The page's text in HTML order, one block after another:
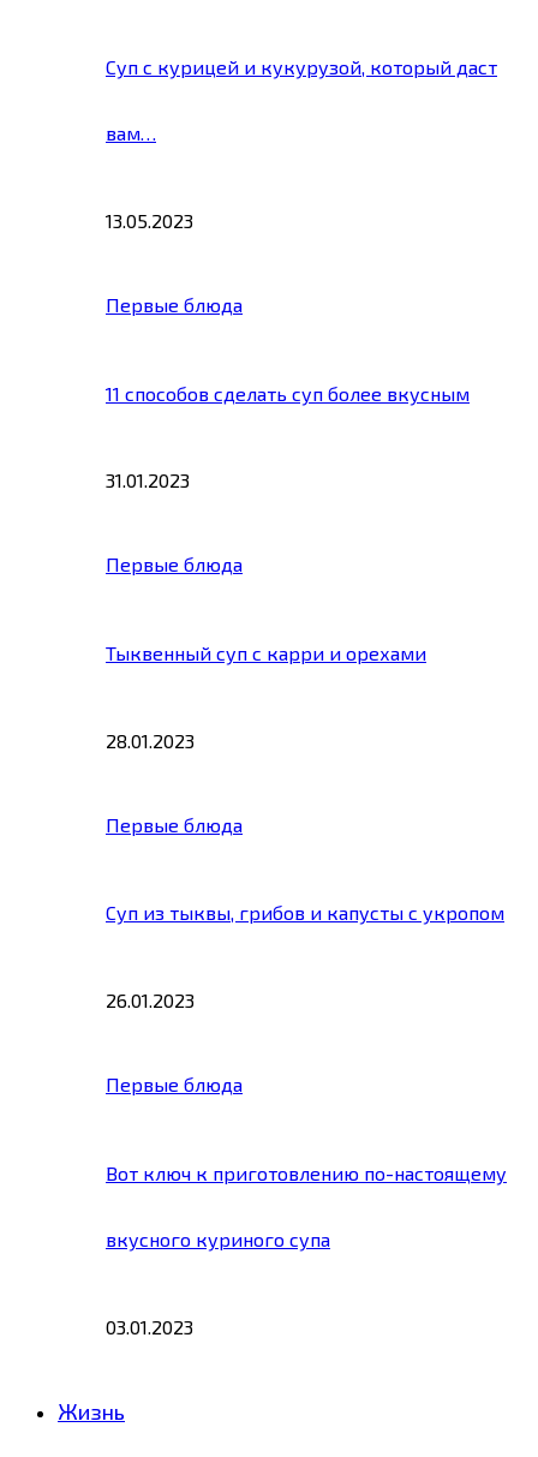
Суп с курицей и кукурузой, который даст
вам…
13.05.2023
Первые блюда
11 способов сделать суп более вкусным
31.01.2023
Первые блюда
Тыквенный суп с карри и орехами
28.01.2023
Первые блюда
Суп из тыквы, грибов и капусты с укропом
26.01.2023
Первые блюда
Вот ключ к приготовлению по-настоящему
вкусного куриного супа
03.01.2023
Жизнь